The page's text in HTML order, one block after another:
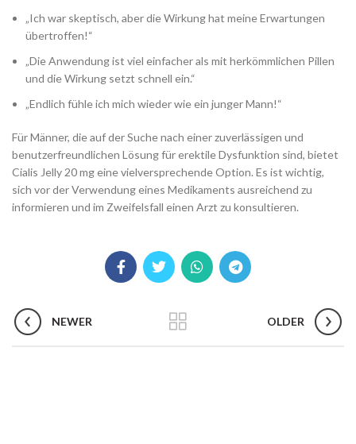
„Ich war skeptisch, aber die Wirkung hat meine Erwartungen
übertroffen!“
„Die Anwendung ist viel einfacher als mit herkömmlichen Pillen
und die Wirkung setzt schnell ein.“
„Endlich fühle ich mich wieder wie ein junger Mann!“
Für Männer, die auf der Suche nach einer zuverlässigen und
benutzerfreundlichen Lösung für erektile Dysfunktion sind, bietet
Cialis Jelly 20 mg eine vielversprechende Option. Es ist wichtig,
sich vor der Verwendung eines Medikaments ausreichend zu
informieren und im Zweifelsfall einen Arzt zu konsultieren.
NEWER OLDER